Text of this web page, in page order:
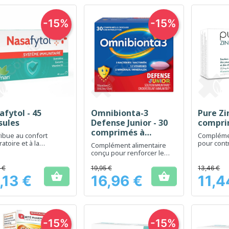
Aperçu rapide
- 45
au confort
et à la
€
€ 
-15%
Aperçu rapide
Omnibionta-3
Defense Junior - 30
comprimés à
croquer
Complément alimentaire
conçu pour renforcer le
enfants
Prix
19,95 €
16,96 € 
-15%

Pure
pour
Prix
13,46 €
-15% -15%